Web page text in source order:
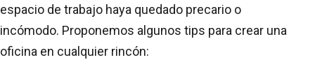
espacio de trabajo haya quedado precario o
incómodo. Proponemos algunos tips para crear una
oficina en cualquier rincón: